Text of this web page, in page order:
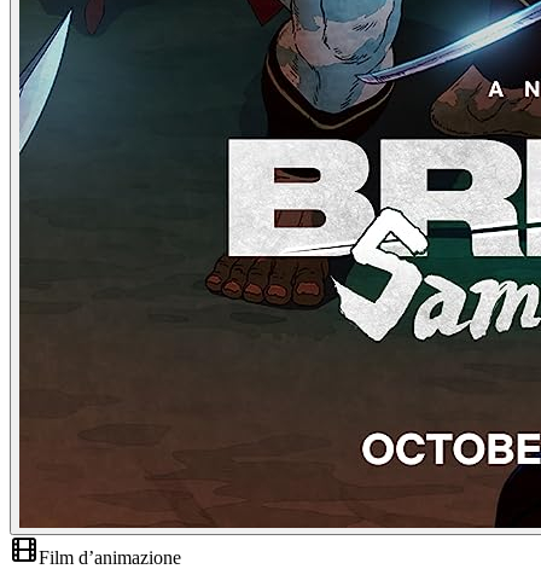
Film d’animazione